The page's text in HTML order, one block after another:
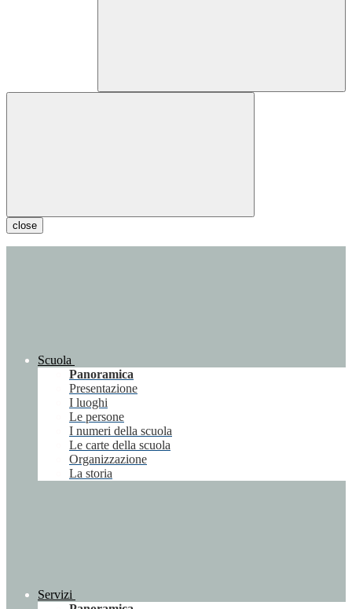
close
Scuola
Panoramica
Presentazione
I luoghi
Le persone
I numeri della scuola
Le carte della scuola
Organizzazione
La storia
Servizi